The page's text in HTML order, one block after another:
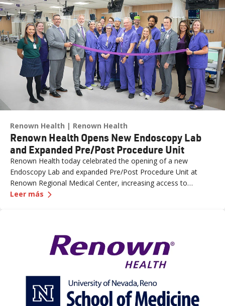
Renown Health Renown Health
Renown Health Opens New Endoscopy Lab
and Expanded Pre/Post Procedure Unit
Renown Health today celebrated the opening of a new
Endoscopy Lab and expanded Pre/Post Procedure Unit at
Renown Regional Medical Center, increasing access to
specialized care and supporting the growing needs of patients
Leer más —